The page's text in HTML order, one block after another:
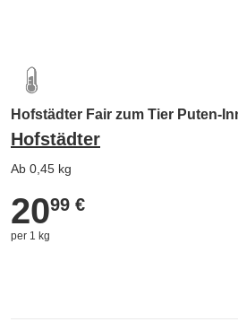
Hofstädter Fair zum Tier Puten-
Hofstädter
Ab 0,45 kg
20,99 €
2099 €
per 1 kg